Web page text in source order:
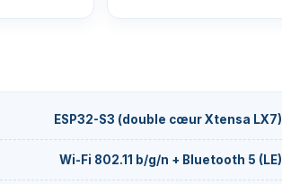
ESP32-S3 (double cœur Xtensa LX7)
Wi-Fi 802.11 b/g/n + Bluetooth 5 (LE)